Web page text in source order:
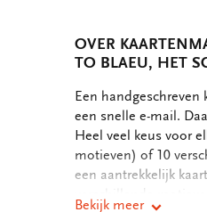
OVER
TO BLAEU, HET
OMSCHRIJVING
Een
een snelle e-mail.
Heel veel keus voor
motieven) of 10
een aantrekkelijk
verschillende
Bekijk meer